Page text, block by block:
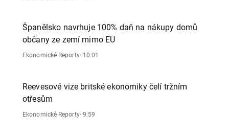
Španělsko navrhuje 100% daň na nákupy domů
občany ze zemí mimo EU
Ekonomické Reporty· 10:01
Reevesové vize britské ekonomiky čelí tržním
otřesům
Ekonomické Reporty· 9:59